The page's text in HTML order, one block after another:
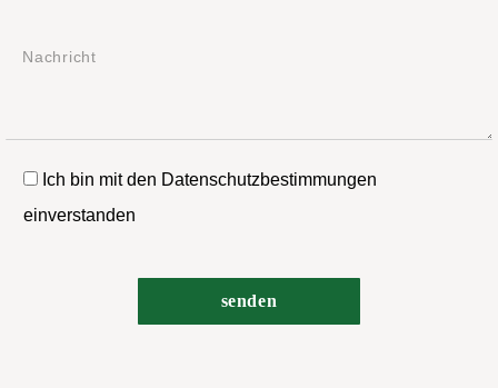
Ich bin mit den Datenschutzbestimmungen
einverstanden